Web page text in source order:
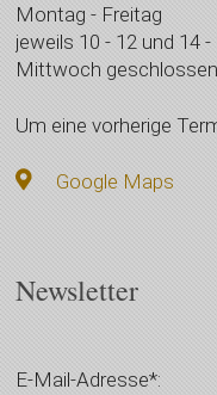
Montag - Freitag
jeweils 10 - 12 und 14 -
Mittwoch geschlossen
Um eine vorherige
Google Maps
Newsletter
E-Mail-Adresse*: